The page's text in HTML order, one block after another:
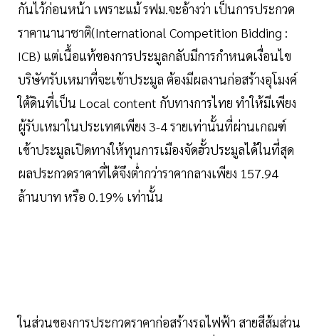
กันไว้ก่อนหน้า เพราะแม้ รฟม.จะอ้างว่า เป็นการประกวด
ราคานานาชาติ(International Competition Bidding :
ICB) แต่เนื้อแท้ของการประมูลกลับมีการกำหนดเงื่อนไข
บริษัทรับเหมาที่จะเข้าประมูล ต้องมีผลงานก่อสร้างอุโมงค์
ใต้ดินที่เป็น Local content กับทางการไทย ทำให้มีเพียง
ผู้รับเหมาในประเทศเพียง 3-4 รายเท่านั้นที่ผ่านเกณฑ์
เข้าประมูลเปิดทางให้ทุนการเมืองจัดฮั้วประมูลได้ในที่สุด
ผลประกวดราคาที่ได้จึงต่ำกว่าราคากลางเพียง 157.94
ล้านบาท หรือ 0.19% เท่านั้น
ในส่วนของการประกวดราคาก่อสร้างรถไฟฟ้า สายสีส้มส่วน